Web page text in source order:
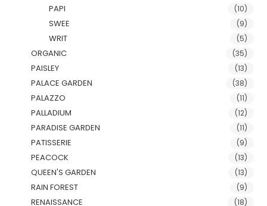
PAPI (10)
SWEE (9)
WRIT (5)
ORGANIC (35)
PAISLEY (13)
PALACE GARDEN (38)
PALAZZO (11)
PALLADIUM (12)
PARADISE GARDEN (11)
PATISSERIE (9)
PEACOCK (13)
QUEEN'S GARDEN (13)
RAIN FOREST (9)
RENAISSANCE (18)